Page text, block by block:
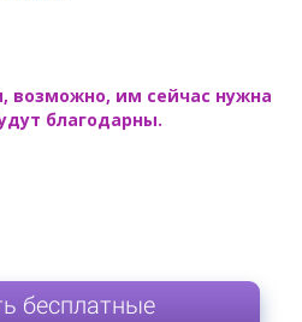
возможно, им сейчас нужна
благодарны.
бесплатные